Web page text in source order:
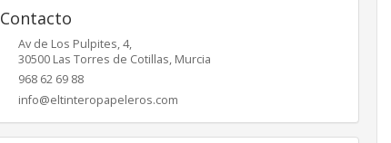
Contacto
Av de Los Pulpites, 4,
30500 Las Torres de Cotillas, Murcia
968 62 69 88
info@eltinteropapeleros.com